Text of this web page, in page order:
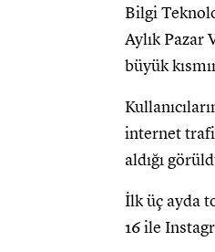
Bilgi
Aylık Pazar
büyük
internet
aldığı
İlk üç ayda
16 ile